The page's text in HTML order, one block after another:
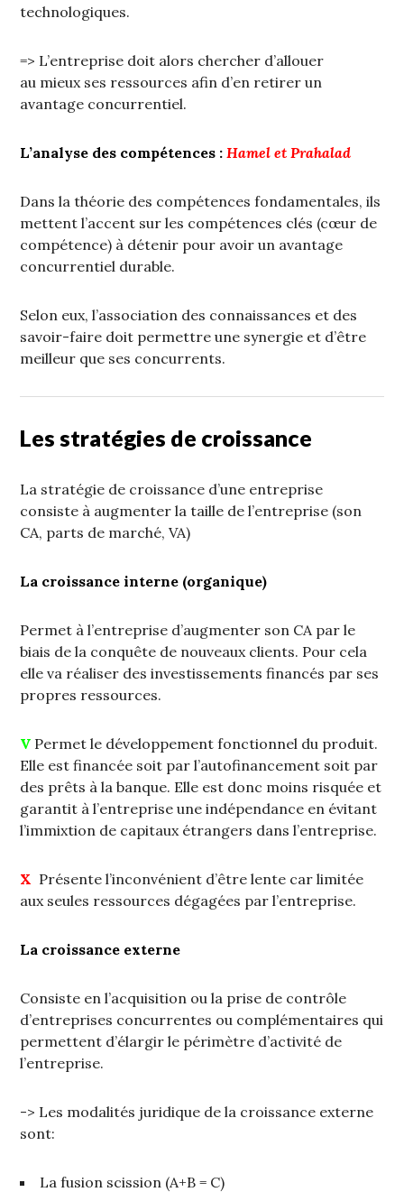
technologiques.
=> L’entreprise doit alors chercher d’allouer
au mieux ses ressources afin d’en retirer un
avantage concurrentiel.
L’analyse des compétences :Hamel et Prahalad
Dans la théorie des compétences fondamentales, ils
mettent l’accent sur les compétences clés (cœur de
compétence) à détenir pour avoir un avantage
concurrentiel durable.
Selon eux, l’association des connaissances et des
savoir-faire doit permettre une synergie et d’être
meilleur que ses concurrents.
Les stratégies de croissance
La stratégie de croissance d’une entreprise
consiste à augmenter la taille de l’entreprise (son
CA, parts de marché, VA)
La croissance interne (organique)
Permet à l’entreprise d’augmenter son CA par le
biais de la conquête de nouveaux clients. Pour cela
elle va réaliser des investissements financés par ses
propres ressources.
V Permet le développement fonctionnel du produit.
Elle est financée soit par l’autofinancement soit par
des prêts à la banque. Elle est donc moins risquée et
garantit à l’entreprise une indépendance en évitant
l’immixtion de capitaux étrangers dans l’entreprise.
X Présente l’inconvénient d’être lente car limitée
aux seules ressources dégagées par l’entreprise.
La croissance externe
Consiste en l’acquisition ou la prise de contrôle
d’entreprises concurrentes ou complémentaires qui
permettent d’élargir le périmètre d’activité de
l’entreprise.
-> Les modalités juridique de la croissance externe
sont:
La fusion scission (A+B = C)